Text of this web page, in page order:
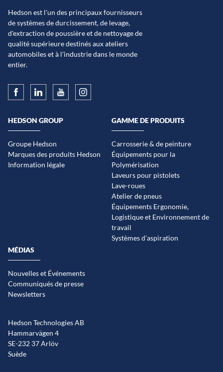
Hedson est l'un des principaux fournisseurs
de systèmes de durcissement, de levage,
d'extraction de poussière et de nettoyage de
qualité supérieure destinés aux ateliers
automobiles et à l'industrie dans le monde
entier.
HEDSON GROUP
Groupe Hedson
Marques des produits Hedson
Information légale
GAMME DE PRODUITS
Carrosserie & de peinture
Équipements pour la
Polymérisation
Laveurs pour pistolets
Lave-roues
Atelier de pneus
Équipements Ergonomie,
Logistique et Environnement de
travail
Systèmes d’aspiration
MÉDIAS
Nouvelles et Événements
Communiqués de presse
Newsletters
Hedson Technologies AB
Hammarvägen 4
SE-232 37 Arlöv
Suède